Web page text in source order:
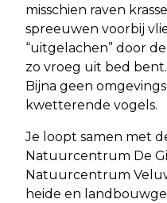
misschien raven
spreeuwen voorbij
“uitgelachen” door
zo vroeg uit bed
Bijna geen
kwetterende vogels.
Je loopt samen met
Natuurcentrum De
Natuurcentrum
heide en